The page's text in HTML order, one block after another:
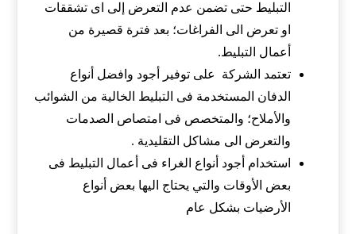
التبليط حتى تضمن عدم التعرض إلى اى تشققات
او تعرض الى الفراغات؛ بعد فترة قصيرة من
أعمال التبليط.
تعتمد الشركة على توفير أجود وافضل أنواع
الدفان المستخدمة فى التبليط الخالية من الشوائب
والأملاح؛ والمتخصص فى امتصاص الصدمات
والتعرض الى مشاكل التقليدية .
استخدام أجود أنواع الغراء فى أعمال التبليط فى
بعض الأوقات والتي يحتاج اليها بعض أنواع
الأرضيات بشكل عام